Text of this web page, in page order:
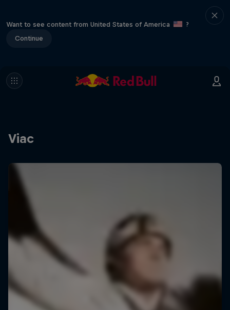
Want to see content from United States of America
?
Continue
Viac